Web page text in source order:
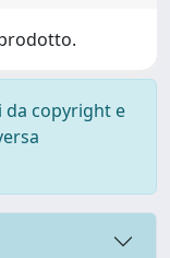
da copyright e